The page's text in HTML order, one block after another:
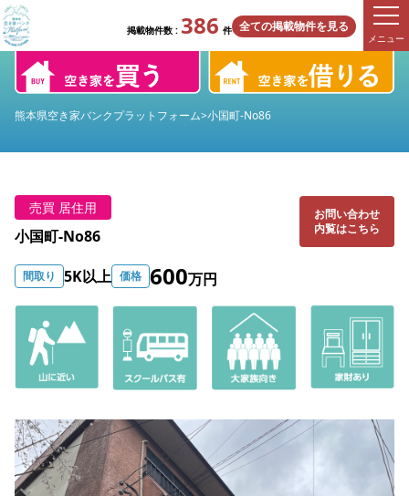
掲載物件数 : 386 件 全ての掲載物件を見る
メニュー
熊本県空き家バンクプラットフォーム>小国町-No86
売買 居住用
小国町-No86
お問い合わせ
内覧はこちら
間取り 5K以上 価格 600万円